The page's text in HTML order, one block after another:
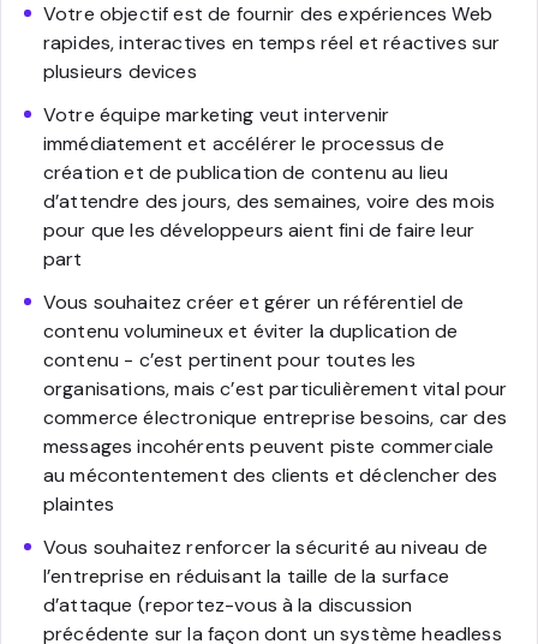
Votre objectif est de fournir des expériences Web
rapides, interactives en temps réel et réactives sur
plusieurs devices
Votre équipe marketing veut intervenir
immédiatement et accélérer le processus de
création et de publication de contenu au lieu
d’attendre des jours, des semaines, voire des mois
pour que les développeurs aient fini de faire leur
part
Vous souhaitez créer et gérer un référentiel de
contenu volumineux et éviter la duplication de
contenu - c’est pertinent pour toutes les
organisations, mais c’est particulièrement vital pour
commerce électronique entreprise besoins, car des
messages incohérents peuvent piste commerciale
au mécontentement des clients et déclencher des
plaintes
Vous souhaitez renforcer la sécurité au niveau de
l’entreprise en réduisant la taille de la surface
d’attaque (reportez-vous à la discussion
précédente sur la façon dont un système headless